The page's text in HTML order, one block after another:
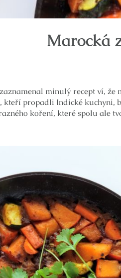
Marocká
minulý recept ví, že
kteří propadli Indické kuchyni,
koření, které spolu ale